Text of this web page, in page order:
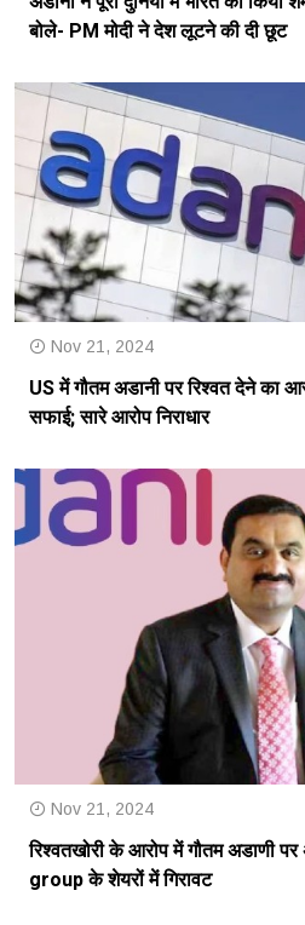
बोले- PM मोदी ने देश लूटने की दी छूट
Nov 21, 2024
US में गौतम अडानी पर रिश्वत देने का
सफाई; सारे आरोप निराधार
Nov 21, 2024
रिश्वतखोरी के आरोप में गौतम अडाणी
group के शेयरों में गिरावट